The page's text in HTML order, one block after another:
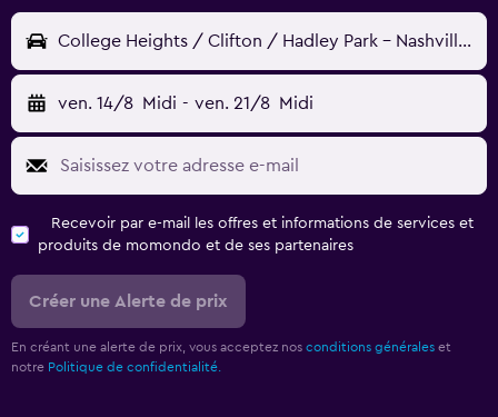
College Heights / Clifton / Hadley Park - Nashville, TN, États-Unis
ven. 14/8 Midi - ven. 21/8 Midi
Recevoir par e-mail les offres et informations de services et
produits de momondo et de ses partenaires
Créer une Alerte de prix
En créant une alerte de prix, vous acceptez nos conditions générales et
notre Politique de confidentialité.